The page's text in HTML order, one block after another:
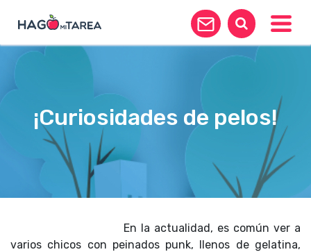
¡Curiosidades de pelos!
En la actualidad, es común ver a
varios chicos con peinados punk, llenos de gelatina,